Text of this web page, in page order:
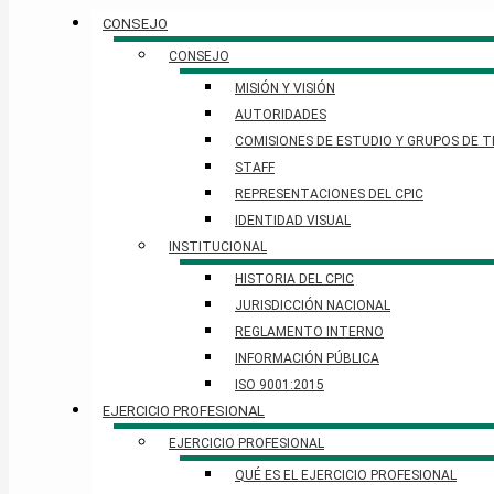
CONSEJO
CONSEJO
MISIÓN Y VISIÓN
AUTORIDADES
COMISIONES DE ESTUDIO Y GRUPOS DE
STAFF
REPRESENTACIONES DEL CPIC
IDENTIDAD VISUAL
INSTITUCIONAL
HISTORIA DEL CPIC
JURISDICCIÓN NACIONAL
REGLAMENTO INTERNO
INFORMACIÓN PÚBLICA
ISO 9001:2015
EJERCICIO PROFESIONAL
EJERCICIO PROFESIONAL
QUÉ ES EL EJERCICIO PROFESIONAL